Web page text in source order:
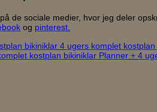
de sociale medier, hvor jeg deler
og pinterest.
4 ugers komplet
Planner + 4